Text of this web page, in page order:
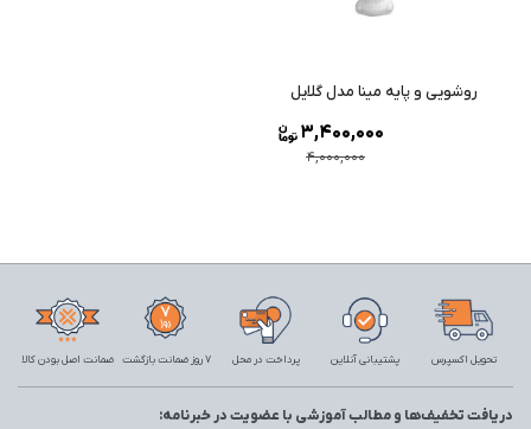
روشویی و پایه مینا مدل گلایل
4,000,000
3,400,000
تحویل اکسپرس پشتیبانی آنلاین پرداخت در محل 7 روز ضمانت بازگشت ضمانت اصل بودن کالا
دریافت تخفیف‌ها و مطالب آموزشی با عضویت در خبرنامه: